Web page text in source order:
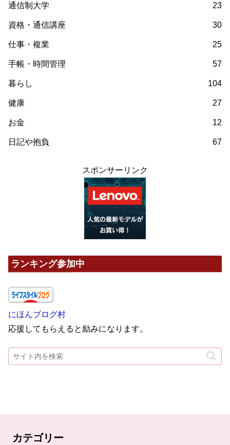
通信制大学 23
資格・通信講座 30
仕事・複業 25
手帳・時間管理 57
暮らし 104
健康 27
お金 12
日記や抱負 67
スポンサーリンク
ランキング参加中
にほんブログ村
応援してもらえると励みになります。
カテゴリー